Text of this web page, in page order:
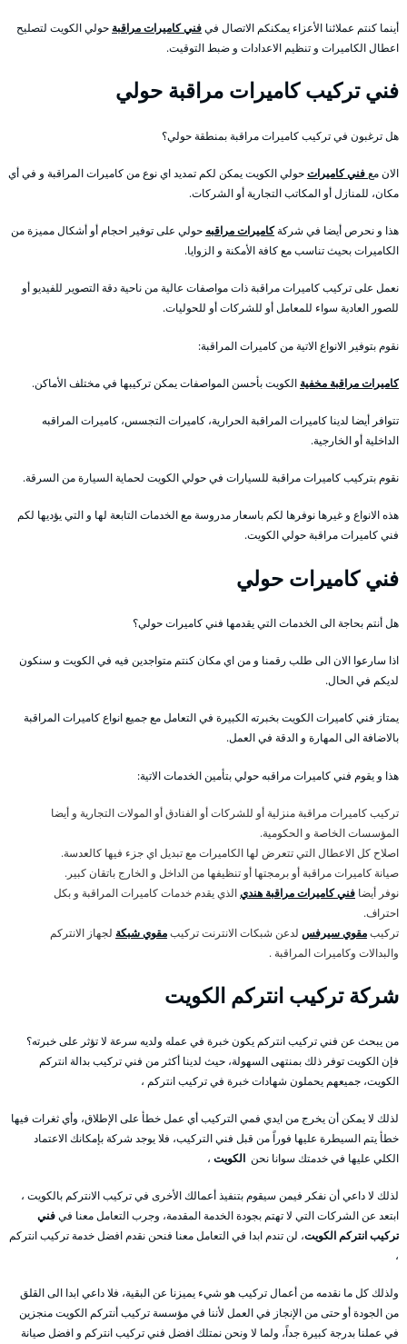
أينما كنتم عملائنا الأعزاء يمكنكم الاتصال فيفني كاميرات مراقبة حولي الكويت لتصليح
اعطال الكاميرات و تنظيم الاعدادات و ضبط التوقيت.
فني تركيب كاميرات مراقبة حولي
هل ترغبون في تركيب كاميرات مراقبة بمنطقة حولي؟
الان معفني كاميراتحولي الكويت يمكن لكم تمديد اي نوع من كاميرات المراقبة و في أي
مكان، للمنازل أو المكاتب التجارية أو الشركات.
هذا و نحرص أيضا في شركةكاميرات مراقبه حولي على توفير احجام أو أشكال مميزة من
الكاميرات بحيث تناسب مع كافة الأمكنة و الزوايا.
نعمل على تركيب كاميرات مراقبة ذات مواصفات عالية من ناحية دقة التصوير للفيديو أو
للصور العادية سواء للمعامل أو للشركات أو للحوليات.
نقوم بتوفير الانواع الاتية من كاميرات المراقبة:
كاميرات مراقبة مخفية الكويت بأحسن المواصفات يمكن تركيبها في مختلف الأماكن.
تتوافر أيضا لدينا كاميرات المراقبة الحرارية، كاميرات التجسس، كاميرات المراقبه
الداخلية أو الخارجية.
نقوم بتركيب كاميرات مراقبة للسيارات في حولي الكويت لحماية السيارة من السرقة.
هذه الانواع و غيرها نوفرها لكم باسعار مدروسة مع الخدمات التابعة لها و التي يؤديها لكم
فني كاميرات مراقبة حولي الكويت.
فني كاميرات حولي
هل أنتم بحاجة الى الخدمات التي يقدمها فني كاميرات حولي؟
اذا سارعوا الان الى طلب رقمنا و من اي مكان كنتم متواجدين فيه في الكويت و سنكون
لديكم في الحال.
يمتاز فني كاميرات الكويت بخبرته الكبيرة في التعامل مع جميع انواع كاميرات المراقبة
بالاضافة الى المهارة و الدقة في العمل.
هذا و يقوم فني كاميرات مراقبه حولي بتأمين الخدمات الاتية:
تركيب كاميرات مراقبة منزلية أو للشركات أو الفنادق أو المولات التجارية و أيضا
المؤسسات الخاصة و الحكومية.
اصلاح كل الاعطال التي تتعرض لها الكاميرات مع تبديل اي جزء فيها كالعدسة.
صيانة كاميرات مراقبة أو برمجتها أو تنظيفها من الداخل و الخارج باتقان كبير.
نوفر أيضا فني كاميرات مراقبة هنديالذي يقدم خدمات كاميرات المراقبة و بكل
احتراف.
تركيبمقوي سيرفس لدعن شبكات الانترنت تركيبمقوي شبكة لجهاز الانتركم
والبدالات وكاميرات المراقبة .
شركة تركيب انتركم الكويت
من يبحث عن فني تركيب انتركم يكون خبرة في عمله ولديه سرعة لا تؤثر على خبرته؟
فإن الكويت توفر ذلك بمنتهى السهولة، حيث لدينا أكثر من فني تركيب بدالة انتركم
الكويت، جميعهم يحملون شهادات خبرة في تركيب انتركم ،
لذلك لا يمكن أن يخرج من ايدي فمي التركيب أي عمل خطأ على الإطلاق، وأي ثغرات فيها
خطأ يتم السيطرة عليها فوراً من قبل فني التركيب، فلا يوجد شركة بإمكانك الاعتماد
الكلي عليها في خدمتك سوانا نحن الكويت ،
لذلك لا داعي أن نفكر فيمن سيقوم بتنفيذ أعمالك الأخرى في تركيب الانتركم بالكويت ،
ابتعد عن الشركات التي لا تهتم بجودة الخدمة المقدمة، وجرب التعامل معنا فيفني
تركيب انتركم الكويت، لن تندم ابدا في التعامل معنا فنحن نقدم افضل خدمة تركيب انتركم
،
ولذلك كل ما نقدمه من أعمال تركيب هو شيء يميزنا عن البقية، فلا داعي ابدا الى القلق
من الجودة أو حتى من الإنجاز في العمل لأننا في مؤسسة تركيب أنتركم الكويت منجزين
في عملنا بدرجة كبيرة جداً، ولما لا ونحن نمتلك افضل فني تركيب انتركم و افضل صيانة